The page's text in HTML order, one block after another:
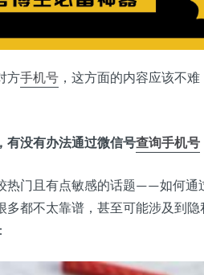
方手机号 ，这方面的内容应该不
有没有办法通过微信号查询手机号
热门且有点敏感的话题——如何通
多都不太靠谱，甚至可能涉及到